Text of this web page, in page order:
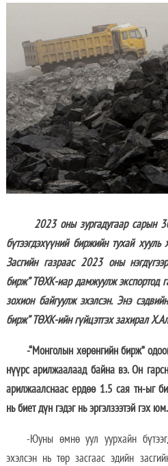
2023 оны зургадугаар сарын
бүтээгдэхүүний биржийн тухай
Засгийн газраас 2023 оны
бирж” ТӨХК-иар дамжуулж экспортод
зохион байгуулж эхэлсэн. Энэ
бирж” ТӨХК-ийн гүйцэтгэх захирал
-“Монголын хөрөнгийн бирж”
нүүрс арилжаалаад байна вэ. Он
арилжаалснаас ердөө 1.5 сая тн-ыг
нь биет дүн гэдэг нь эргэлзээтэй гэх
-Юуны өмнө уул уурхайн
эхэлсэн нь төр засгаас эдийн